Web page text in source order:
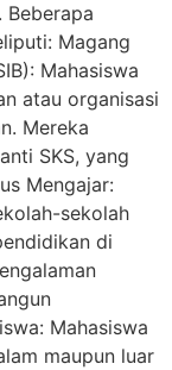
Beberapa
Magang
Mahasiswa
atau organisasi
Mereka
SKS, yang
Mengajar:
sekolah
di
Mahasiswa
maupun luar